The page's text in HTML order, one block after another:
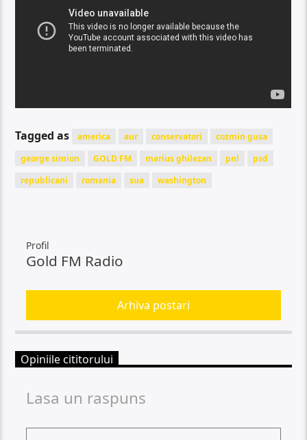
Tagged as america aur conservatori
cozmin gusa
george simion
GOLD FM marius ghilezan pnl
psd
republicani
romania sua washington
Profil
Gold FM Radio
Arhiva postari
Opiniile cititorului
Lasa un raspuns